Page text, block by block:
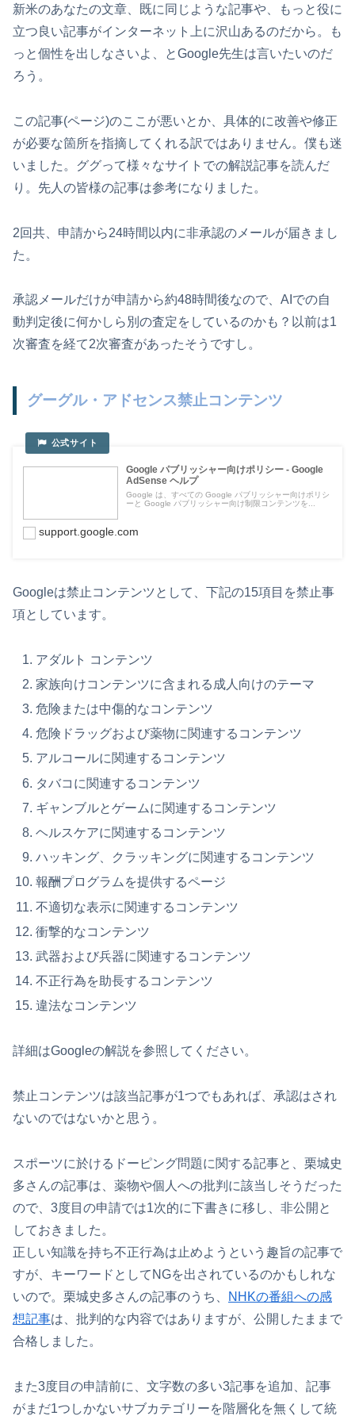
新米のあなたの文章、既に同じような記事や、もっと役に
立つ良い記事がインターネット上に沢山あるのだから。も
っと個性を出しなさいよ、とGoogle先生は言いたいのだ
ろう。
この記事(ページ)のここが悪いとか、具体的に改善や修正
が必要な箇所を指摘してくれる訳ではありません。僕も迷
いました。ググって様々なサイトでの解説記事を読んだ
り。先人の皆様の記事は参考になりました。
2回共、申請から24時間以内に非承認のメールが届きまし
た。
承認メールだけが申請から約48時間後なので、AIでの自
動判定後に何かしら別の査定をしているのかも？以前は1
次審査を経て2次審査があったそうですし。
グーグル・アドセンス禁止コンテンツ
Google パブリッシャー向けポリシー - Google
AdSense ヘルプ
Google は、すべての Google パブリッシャー向けポリシ
ーと Google パブリッシャー向け制限コンテンツを...
support.google.com
Googleは禁止コンテンツとして、下記の15項目を禁止事
項としています。
アダルト コンテンツ
家族向けコンテンツに含まれる成人向けのテーマ
危険または中傷的なコンテンツ
危険ドラッグおよび薬物に関連するコンテンツ
アルコールに関連するコンテンツ
タバコに関連するコンテンツ
ギャンブルとゲームに関連するコンテンツ
ヘルスケアに関連するコンテンツ
ハッキング、クラッキングに関連するコンテンツ
報酬プログラムを提供するページ
不適切な表示に関連するコンテンツ
衝撃的なコンテンツ
武器および兵器に関連するコンテンツ
不正行為を助長するコンテンツ
違法なコンテンツ
詳細はGoogleの解説を参照してください。
禁止コンテンツは該当記事が1つでもあれば、承認はされ
ないのではないかと思う。
スポーツに於けるドーピング問題に関する記事と、栗城史
多さんの記事は、薬物や個人への批判に該当しそうだった
ので、3度目の申請では1次的に下書きに移し、非公開と
しておきました。
正しい知識を持ち不正行為は止めようという趣旨の記事で
すが、キーワードとしてNGを出されているのかもしれな
いので。栗城史多さんの記事のうち、
NHKの番組への感
想記事は、批判的な内容ではありますが、公開したままで
合格しました。
また3度目の申請前に、文字数の多い3記事を追加、記事
がまだ1つしかないサブカテゴリーを階層化を無くして統